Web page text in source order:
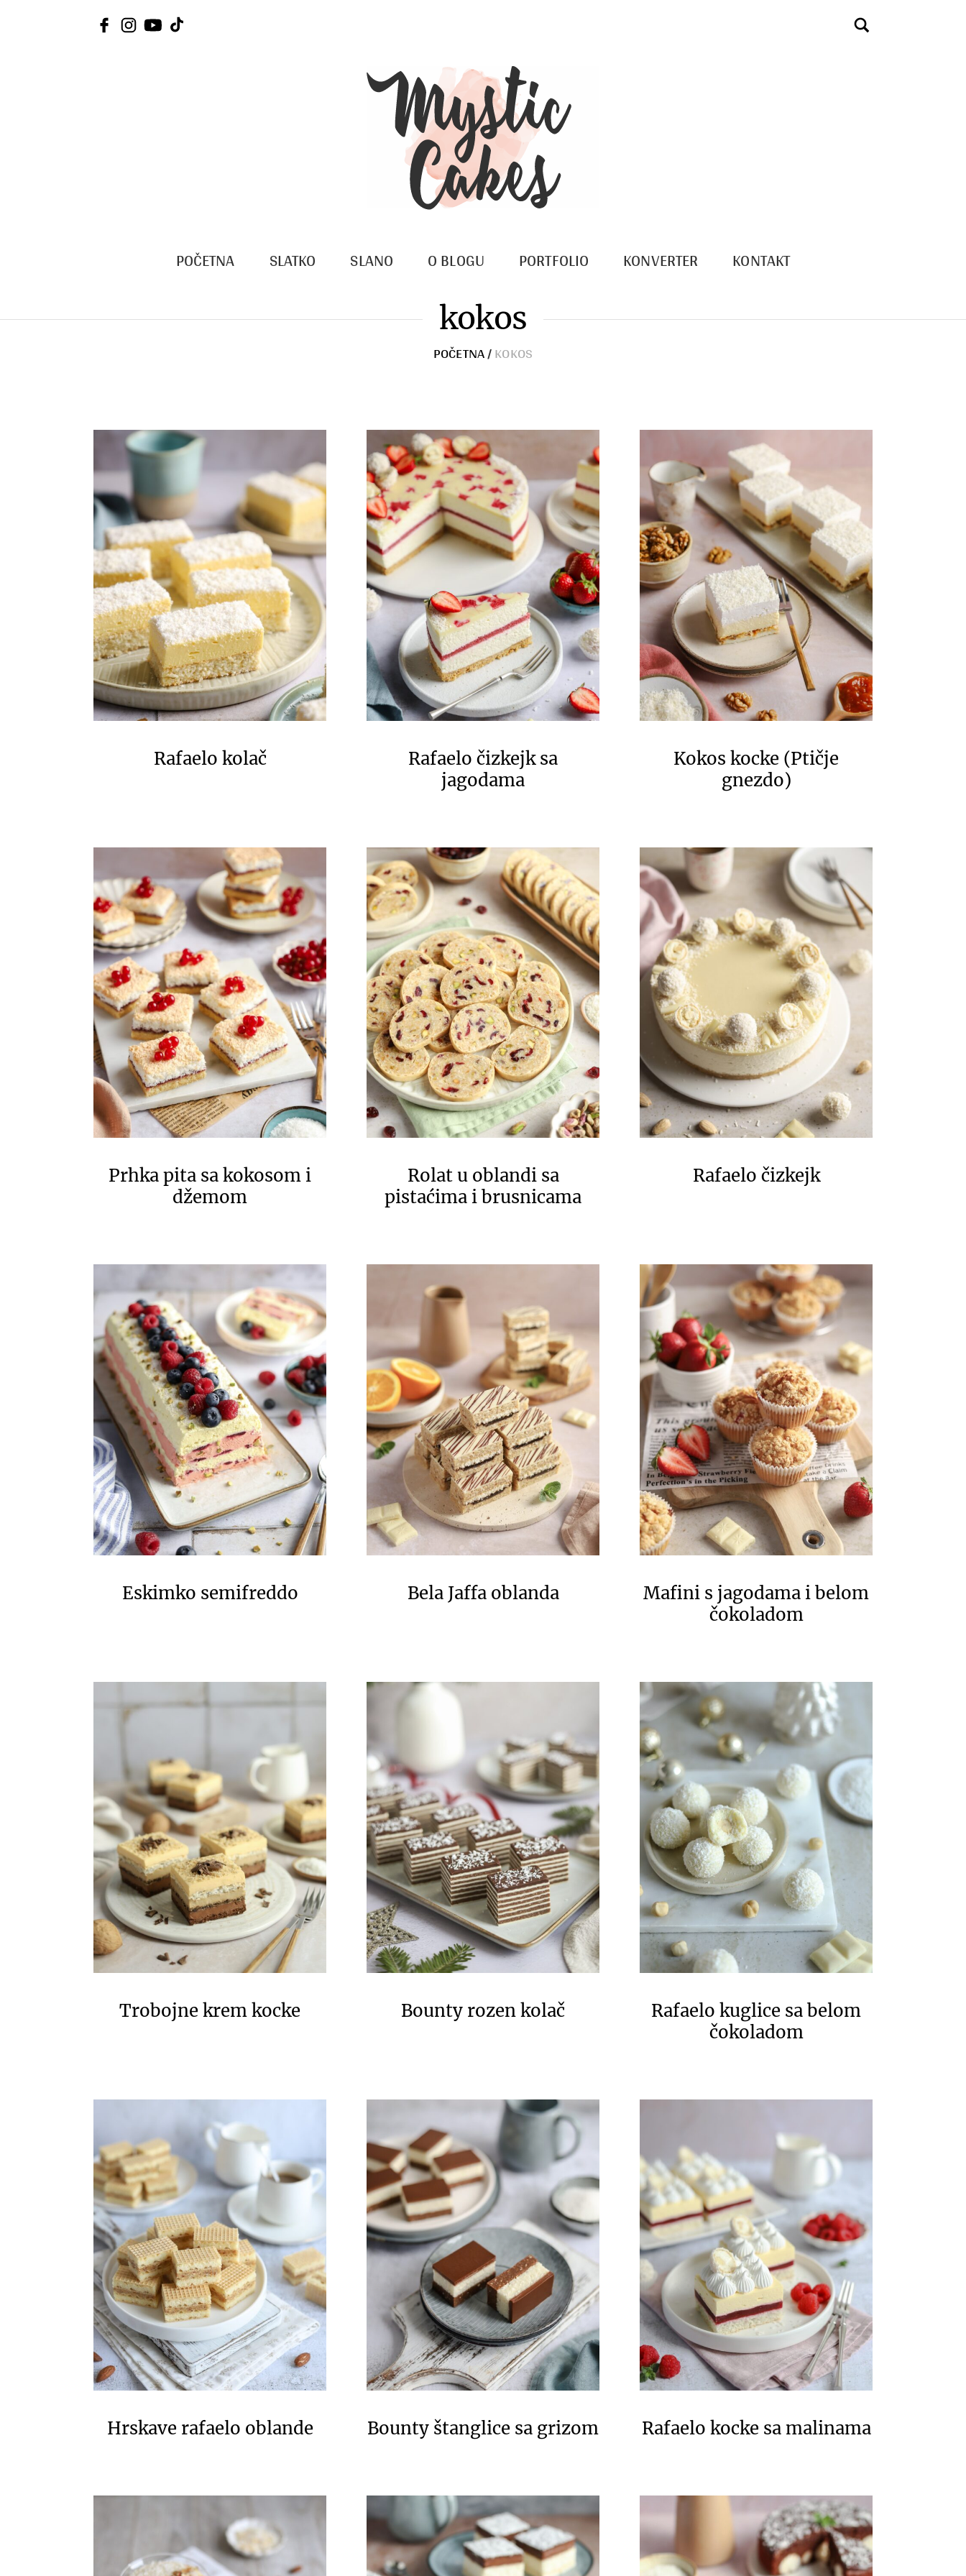
POČETNA SLATKO SLANO O BLOGU PORTFOLIO KONVERTER KONTAKT
kokos
POČETNA/KOKOS
Rafaelo kolač
Rafaelo čizkejk sa
jagodama
Kokos kocke (Ptičje
gnezdo)
Prhka pita sa kokosom i
džemom
Rolat u oblandi sa
pistaćima i brusnicama
Rafaelo čizkejk
Eskimko semifreddo Bela Jaffa oblanda
Mafini s jagodama i belom
čokoladom
Trobojne krem kocke Bounty rozen kolač
Rafaelo kuglice sa belom
čokoladom
Hrskave rafaelo oblande Bounty štanglice sa grizom Rafaelo kocke sa malinama